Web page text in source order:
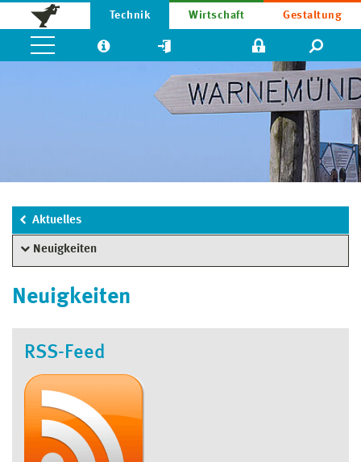
Technik Wirtschaft Gestaltung
Aktuelles
Neuigkeiten
Neuigkeiten
RSS-Feed